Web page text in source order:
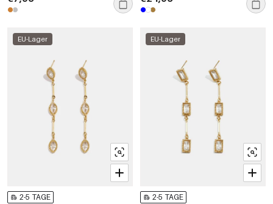
EU-Lager
2-5 TAGE
EU-Lager
2-5 TAGE